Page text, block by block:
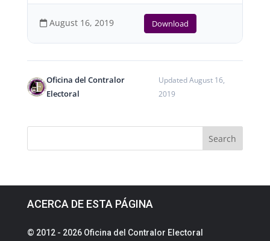
August 16, 2019 Download
Oficina del Contralor
Electoral
Updated August 16,
2019
ACERCA DE ESTA PÁGINA
© 2012 - 2026 Oficina del Contralor Electoral